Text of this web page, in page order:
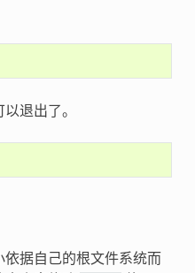
退出了。
据自己的根文件系统而